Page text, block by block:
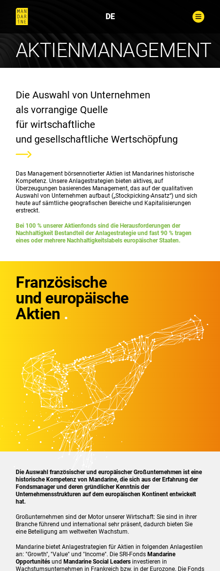
DE
AKTIENMANAGEMENT
Die Auswahl von Unternehmen
als vorrangige Quelle
für wirtschaftliche
und gesellschaftliche Wertschöpfung
Das Management börsennotierter Aktien ist Mandarines historische
Kompetenz. Unsere Anlagestrategien bieten aktives, auf
Überzeugungen basierendes Management, das auf der qualitativen
Auswahl von Unternehmen aufbaut („Stockpicking-Ansatz“) und sich
heute auf sämtliche geografischen Bereiche und Kapitalisierungen
erstreckt.
Bei 100 % unserer Aktienfonds sind die Herausforderungen der
Nachhaltigkeit Bestandteil der Anlagestrategie und fast 90 % tragen
eines oder mehrere Nachhaltigkeitslabels europäischer Staaten.
Französische
und europäische
Aktien
Die Auswahl französischer und europäischer Großunternehmen ist eine
historische Kompetenz von Mandarine, die sich aus der Erfahrung der
Fondsmanager und deren gründlicher Kenntnis der
Unternehmensstrukturen auf dem europäischen Kontinent entwickelt
hat.
Großunternehmen sind der Motor unserer Wirtschaft: Sie sind in ihrer
Branche führend und international sehr präsent, dadurch bieten Sie
eine Beteiligung am weltweiten Wachstum.
Mandarine bietet Anlagestrategien für Aktien in folgenden Anlagestilen
an: "Growth", "Value" und "Income". Die SRI-Fonds Mandarine
Opportunités und Mandarine Social Leaders investieren in
Wachstumsunternehmen in Frankreich bzw. in der Eurozone. Die Fonds